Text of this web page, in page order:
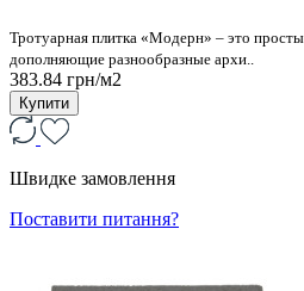
Тротуарная плитка «Модерн» – это
дополняющие разнообразные архи..
383.84 грн/м2
Купити
Швидке замовлення
Поставити питання?